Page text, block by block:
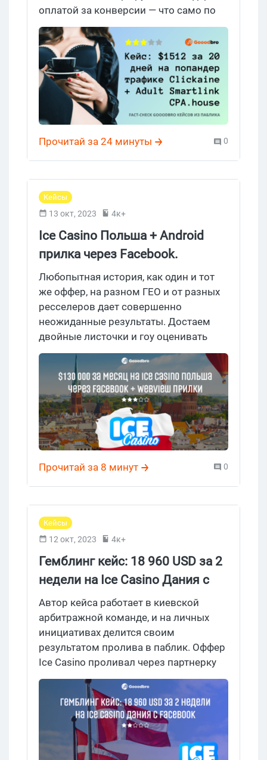
оплатой за конверсии — что само по
себе уже редкость, потому что
попандер обычно живет на CPM. 20
дней, $862 расхода, 32К конверсий,
$1512 выплат — и UK с ROI 116%
спокойно обогнала США в
собственном тесте автора. Все ГЕО в
Tier-1, оффер — динамический Adult
Clickaine, бюджет такой, что в 2026 году
выглядит почти ностальгически на
тысяч в LATAM. Поэтому садимся,
считаем сами и разбираем по
существу.
Прочитай за 24 минуты 0
Кейсы
13 окт, 2023 4к+
Ice Casino Польша + Android
прилка через Facebook.
Результат $130к за месяц
Любопытная история, как один и тот
же оффер, на разном ГЕО и от разных
ресселеров дает совершенно
неожиданные результаты. Достаем
двойные листочки и гоу оценивать
еще один кейс по Ice Casino, где
арбитражник лил Фейсбук за события,
оптимизировал кампании и поделился
секретами, как уникализировать
креативы так, чтобы их пропускал бот
модератор Фейсбука. Заходи почитать
кейс с доходом 130 000 баксов за
кейса по Gooodbro Fact-check — 3/5.
Прочитай за 8 минут 0
Кейсы
12 окт, 2023 4к+
Гемблинг кейс: 18 960 USD за 2
недели на Ice Casino Дания c
Facebook
Автор кейса работает в киевской
арбитражной команде, и на личных
инициативах делится своим
результатом пролива в паблик. Оффер
Ice Casino проливал через партнерку
Clicklead. Предлагаем познакомиться с
кейсом арбитражника и оценить стоит
ли повторять его уже с прямым
рекламодателем и по RevShare
монетизации. Gooodbro Fact-Check 2/5,
но в кейсе есть полезная инфа с